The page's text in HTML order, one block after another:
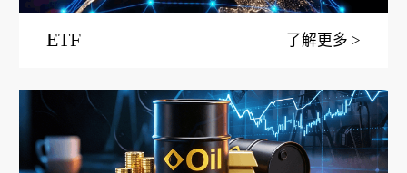
ETF 了解更多